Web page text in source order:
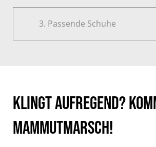
üben
Passende
3. Passende Schuhe
Klingt aufregend?
Mammutmarsch!